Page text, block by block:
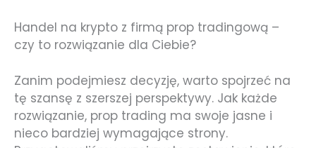
Handel na krypto z firmą prop tradingową –
czy to rozwiązanie dla Ciebie?
Zanim podejmiesz decyzję, warto spojrzeć na
tę szansę z szerszej perspektywy. Jak każde
rozwiązanie, prop trading ma swoje jasne i
nieco bardziej wymagające strony.